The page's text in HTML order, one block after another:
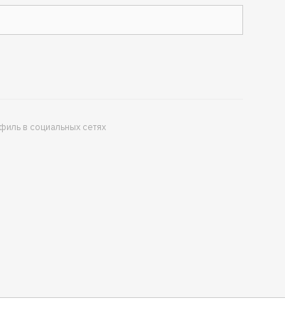
в социальных сетях